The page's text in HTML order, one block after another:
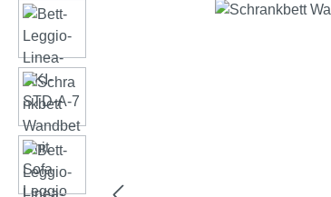
Bildergalerie überspringen